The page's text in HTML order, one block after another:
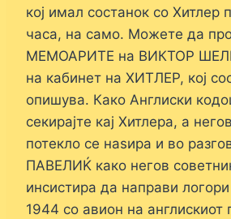
кој имал состанок со Хитлер
часа, на само. Можете да
МЕМОАРИТЕ на ВИКТОР
на кабинет на ХИТЛЕР, кој
опишува. Како Англиски
секирајте кај Хитлера, а
потекло се наѕира и во
ПАВЕЛИЌ како негов
инсистира да направи
1944 со авион на англискиот